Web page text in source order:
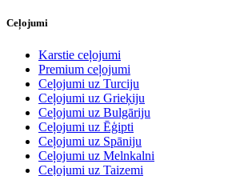
Ceļojumi
Karstie ceļojumi
Premium ceļojumi
Ceļojumi uz Turciju
Ceļojumi uz Grieķiju
Ceļojumi uz Bulgāriju
Ceļojumi uz Ēģipti
Ceļojumi uz Spāniju
Ceļojumi uz Melnkalni
Ceļojumi uz Taizemi